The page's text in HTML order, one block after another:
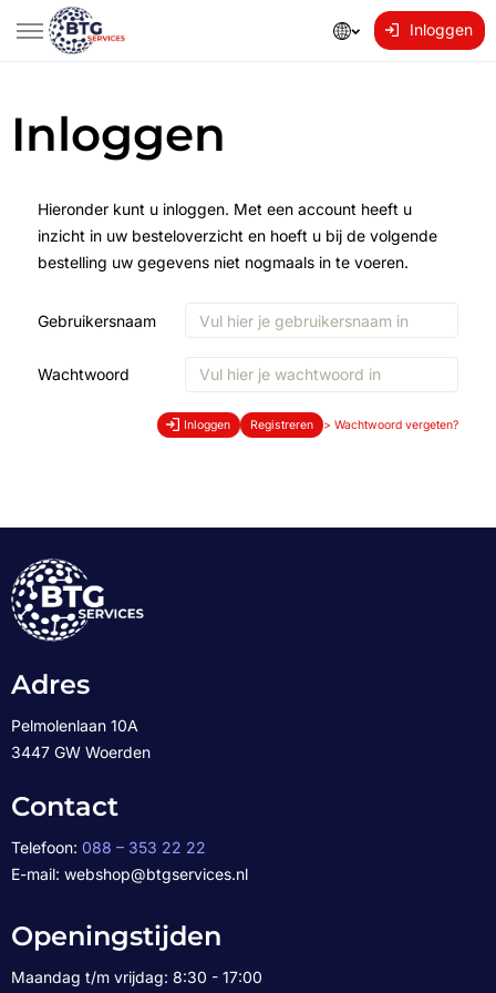
Inloggen
Inloggen
Hieronder kunt u inloggen. Met een account heeft u
inzicht in uw besteloverzicht en hoeft u bij de volgende
bestelling uw gegevens niet nogmaals in te voeren.
Gebruikersnaam
Wachtwoord
Inloggen Registreren > Wachtwoord vergeten?
Adres
Pelmolenlaan 10A
3447 GW Woerden
Contact
Telefoon: 088 – 353 22 22
E-mail: webshop@btgservices.nl
Openingstijden
Maandag t/m vrijdag: 8:30 - 17:00